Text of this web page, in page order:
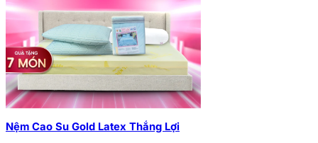
Nệm Cao Su Gold Latex Thắng Lợi